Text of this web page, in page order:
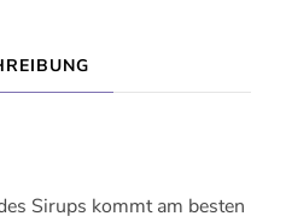
Sirups kommt am besten